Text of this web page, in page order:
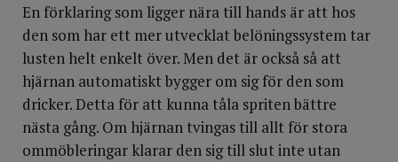
En förklaring som ligger nära till hands är att hos
den som har ett mer utvecklat belöningssystem tar
lusten helt enkelt över. Men det är också så att
hjärnan automatiskt bygger om sig för den som
dricker. Detta för att kunna tåla spriten bättre
nästa gång. Om hjärnan tvingas till allt för stora
ommöbleringar klarar den sig till slut inte utan